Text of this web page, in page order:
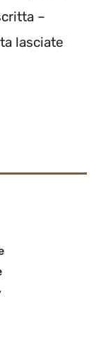
–
lasciate